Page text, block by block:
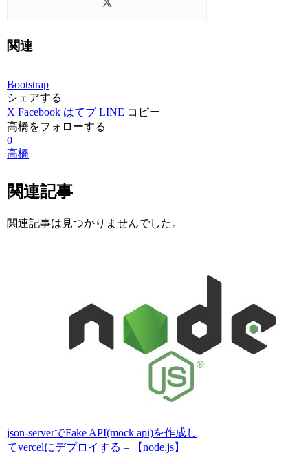
関連
Bootstrap
シェアする
X Facebook はてブ LINE コピー
高橋をフォローする
0
高橋
関連記事
関連記事は見つかりませんでした。
json-serverでFake API(mock api)を作成し
てvercelにデプロイする – 【node.js】